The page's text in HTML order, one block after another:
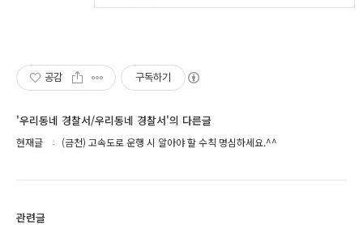
공감 구독하기
'우리동네 경찰서/우리동네 경찰서'의 다른글
현재글 (금천) 고속도로 운행 시 알아야 할 수칙 명심하세요.^^
관련글